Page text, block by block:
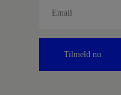
Tilmeld nu